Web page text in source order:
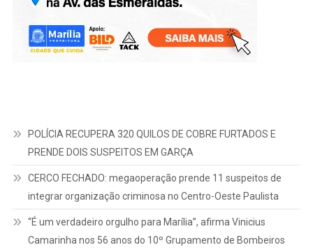
POLÍCIA RECUPERA 320 QUILOS DE COBRE FURTADOS E
PRENDE DOIS SUSPEITOS EM GARÇA
CERCO FECHADO: megaoperação prende 11 suspeitos de
integrar organização criminosa no Centro-Oeste Paulista
“É um verdadeiro orgulho para Marília”, afirma Vinicius
Camarinha nos 56 anos do 10º Grupamento de Bombeiros